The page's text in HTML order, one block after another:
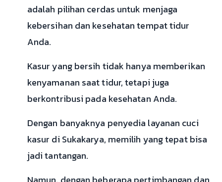
adalah pilihan cerdas untuk menjaga
kebersihan dan kesehatan tempat tidur
Anda.
Kasur yang bersih tidak hanya memberikan
kenyamanan saat tidur, tetapi juga
berkontribusi pada kesehatan Anda.
Dengan banyaknya penyedia layanan cuci
kasur di Sukakarya, memilih yang tepat bisa
jadi tantangan.